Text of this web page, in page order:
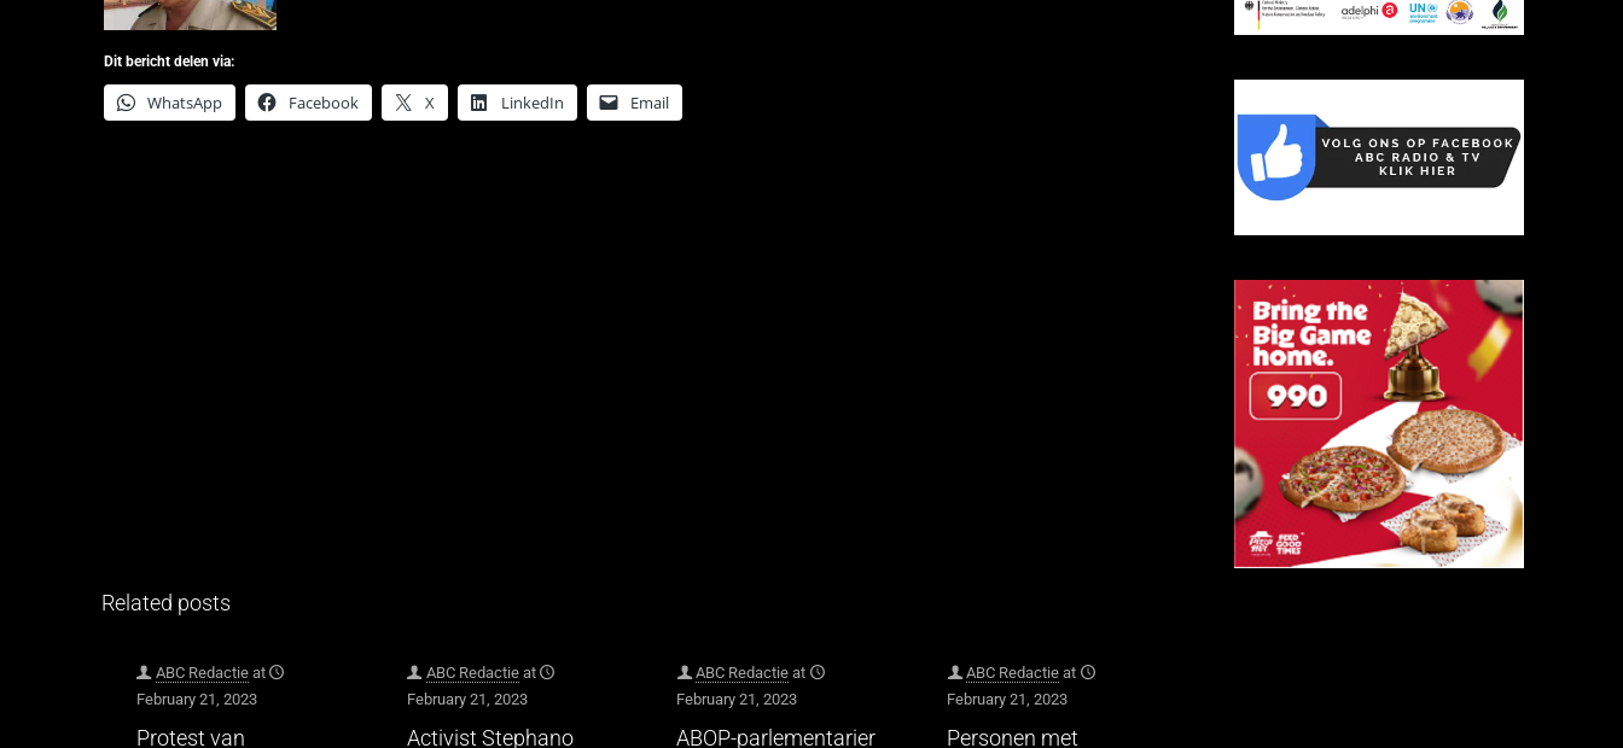
Dit bericht delen via:
WhatsApp Facebook X LinkedIn Email
Related posts
ABC Redactie at
February 21, 2023
Protest van
ABC Redactie at
February 21, 2023
Activist Stephano
ABC Redactie at
February 21, 2023
ABOP-parlementarier
ABC Redactie at
February 21, 2023
Personen met